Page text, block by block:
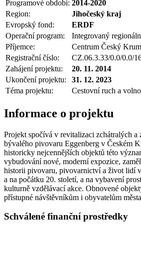
Programové období: 2014-2020
Region:
Jihočeský kraj
Evropský fond:
ERDF
Operační program:
Integrovaný
Příjemce:
Centrum Český
Registrační číslo:
CZ.06.3.33/0.0/0.0/
Zahájení projektu:
20. 11. 2014
Ukončení projektu:
31. 12. 2023
Téma projektu:
Cestovní ruch a
Informace o projektu
Projekt spočívá v revitalizaci zchátralých a
bývalého pivovaru Eggenberg v Českém
historicky nejcennějších objektů této
vybudování nové, moderní expozice,
historii pivovaru, pivovarnictví a život lidí
a na počátku 20. století, a na vybavení
kulturně vzdělávací akce. Obnovené
přístupné návštěvníkům i obyvatelům
Schválené finanční prostředky